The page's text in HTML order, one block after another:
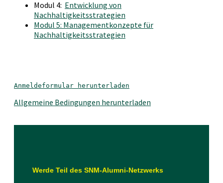
Modul 4: Entwicklung von
Nachhaltigkeitsstrategien
Modul 5: Managementkonzepte für
Nachhaltigkeitsstrategien
Anmeldeformular herunterladen
Allgemeine Bedingungen herunterladen